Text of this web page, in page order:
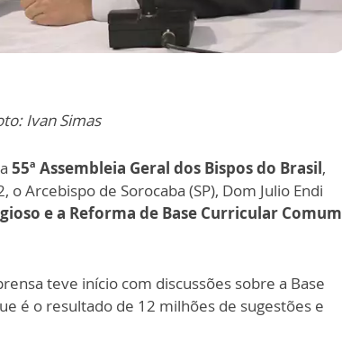
Ivan Simas
55ª Assembleia Geral dos Bispos do Brasil,
Arcebispo de Sorocaba (SP), Dom Julio Endi
e a Reforma de Base Curricular Comum
teve início com discussões sobre a Base
é o resultado de 12 milhões de sugestões e